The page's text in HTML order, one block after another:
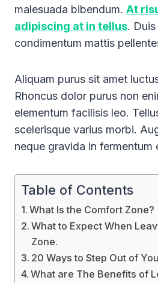
malesuada bibendum. At
adipiscing at in tellus.
condimentum mattis
Aliquam purus sit amet
Rhoncus dolor purus non
elementum facilisis leo.
scelerisque varius morbi.
neque gravida in fermentum
Table of Contents
What Is the Comfort Zone?
What to Expect When
Zone.
20 Ways to Step Out of
What are The Benefits of